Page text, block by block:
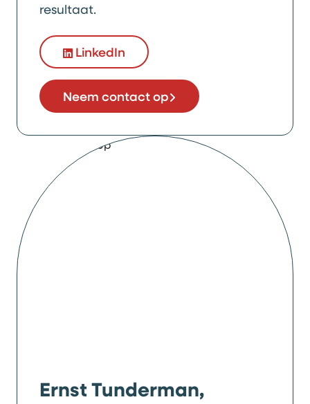
resultaat.
LinkedIn
Neem contact op
Ernst Tunderman,